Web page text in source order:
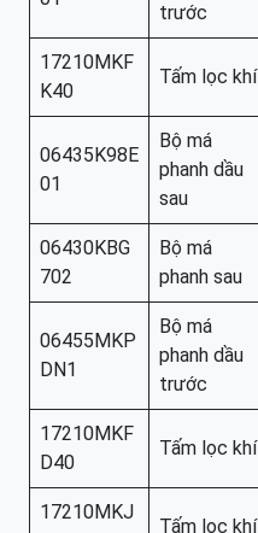
trước
17210MKF
K40
Tấm lọc khí
06435K98E
01
Bộ má
phanh dầu
sau
06430KBG
702
Bộ má
phanh sau
06455MKP
DN1
Bộ má
phanh dầu
trước
17210MKF
D40
Tấm lọc khí
17210MKJ
Tấm lọc khí